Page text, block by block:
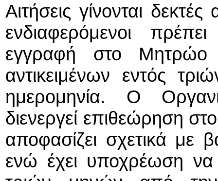
Αιτήσεις γίνονται
ενδιαφερόμενοι
εγγραφή στο Μητρώο
αντικειμένων εντός
ημερομηνία. Ο
διενεργεί επιθεώρηση
αποφασίζει σχετικά με
ενώ έχει υποχρέωση να